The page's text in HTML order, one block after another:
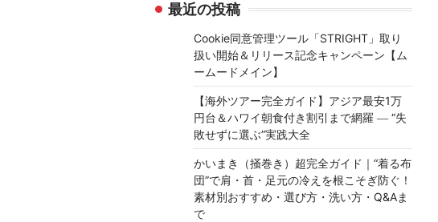
最近の投稿
Cookie同意管理ツール「STRIGHT」取り
扱い開始＆リリース記念キャンペーン【ム
ームードメイン】
【海外ツアー完全ガイド】アジア最安1万
円台＆ハワイ朝食付き割引まで網羅 ― “失
敗せずに選ぶ”実践大全
かいまき（掻巻き）超完全ガイド｜“着る布
団”で肩・首・足元の冷えを根こそぎ防ぐ！
素材別おすすめ・選び方・洗い方・Q&Aま
で